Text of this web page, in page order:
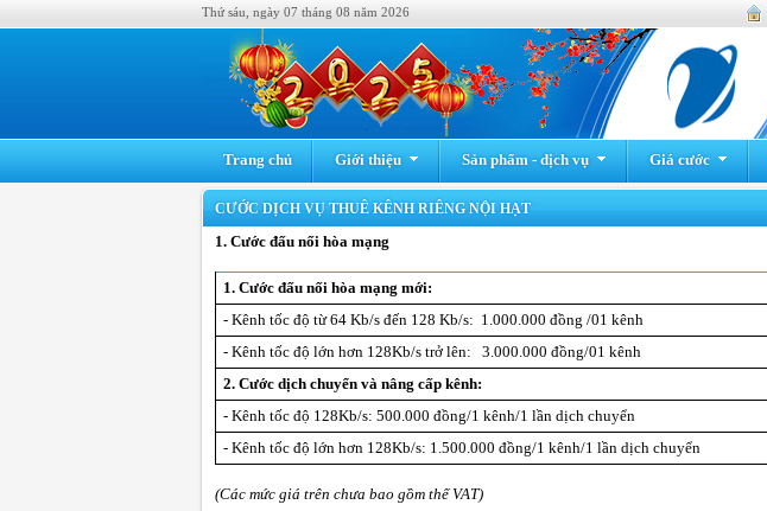
Thứ sáu, ngày 07 tháng 08 năm 2026
Trang chủ Giới thiệu Sản phẩm - dịch vụ Giá cước
CƯỚC DỊCH VỤ THUÊ KÊNH RIÊNG NỘI HẠT
1. Cước đấu nối hòa mạng
1. Cước đấu nối hòa mạng mới:
- Kênh tốc độ từ 64 Kb/s đến 128 Kb/s: 1.000.000 đồng /01 kênh
- Kênh tốc độ lớn hơn 128Kb/s trở lên: 3.000.000 đồng/01 kênh
2. Cước dịch chuyển và nâng cấp kênh:
- Kênh tốc độ 128Kb/s: 500.000 đồng/1 kênh/1 lần dịch chuyển
- Kênh tốc độ lớn hơn 128Kb/s: 1.500.000 đồng/1 kênh/1 lần dịch chuyển
(Các mức giá trên chưa bao gồm thế VAT)